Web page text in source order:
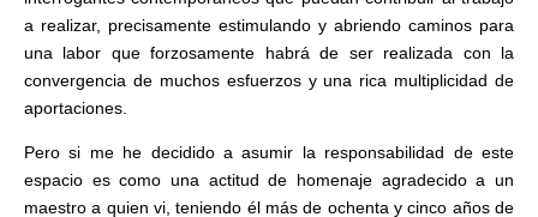
a realizar, precisamente estimulando y abriendo caminos para
una labor que forzosamente habrá de ser realizada con la
convergencia de muchos esfuerzos y una rica multiplicidad de
aportaciones.
Pero si me he decidido a asumir la responsabilidad de este
espacio es como una actitud de homenaje agradecido a un
maestro a quien vi, teniendo él más de ochenta y cinco años de